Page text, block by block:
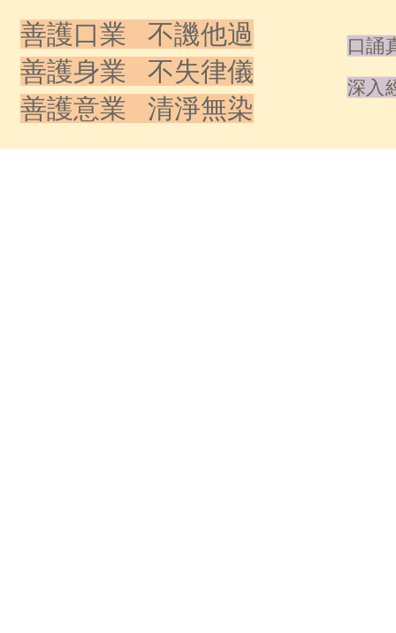
善護口業 不譏他過
善護身業 不失律儀
善護意業 清淨無染
口誦
深入